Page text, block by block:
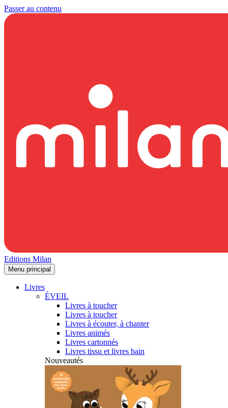
Passer au contenu
Editions Milan
Menu principal
Livres
ÉVEIL
Livres à toucher
Livres à toucher
Livres à écouter, à chanter
Livres animés
Livres cartonnés
Livres tissu et livres bain
Nouveautés